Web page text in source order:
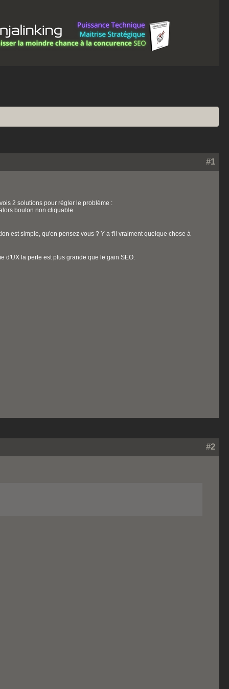
#1
2 solutions pour régler le problème :
bouton non cliquable
est simple, qu'en pensez vous ? Y a t'il vraiment quelque chose à
d'UX la perte est plus grande que le gain SEO.
#2